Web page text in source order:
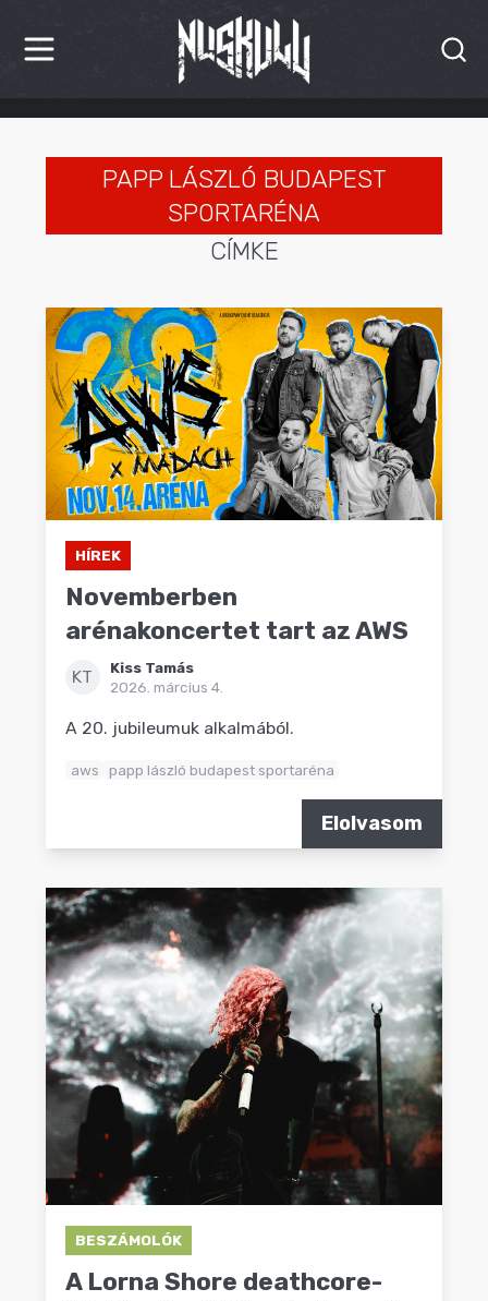
HÍREK
KRITIKÁK
PREMIEREK
KULT
MÁSVILÁG
BLOG
PAPP LÁSZLÓ BUDAPEST
SPORTARÉNA
CÍMKE
HÍREK
Novemberben
arénakoncertet tart az AWS
KT
Kiss Tamás
2026. március 4.
A 20. jubileumuk alkalmából.
aws papp lászló budapest sportaréna
Elolvasom
BESZÁMOLÓK
A Lorna Shore deathcore-